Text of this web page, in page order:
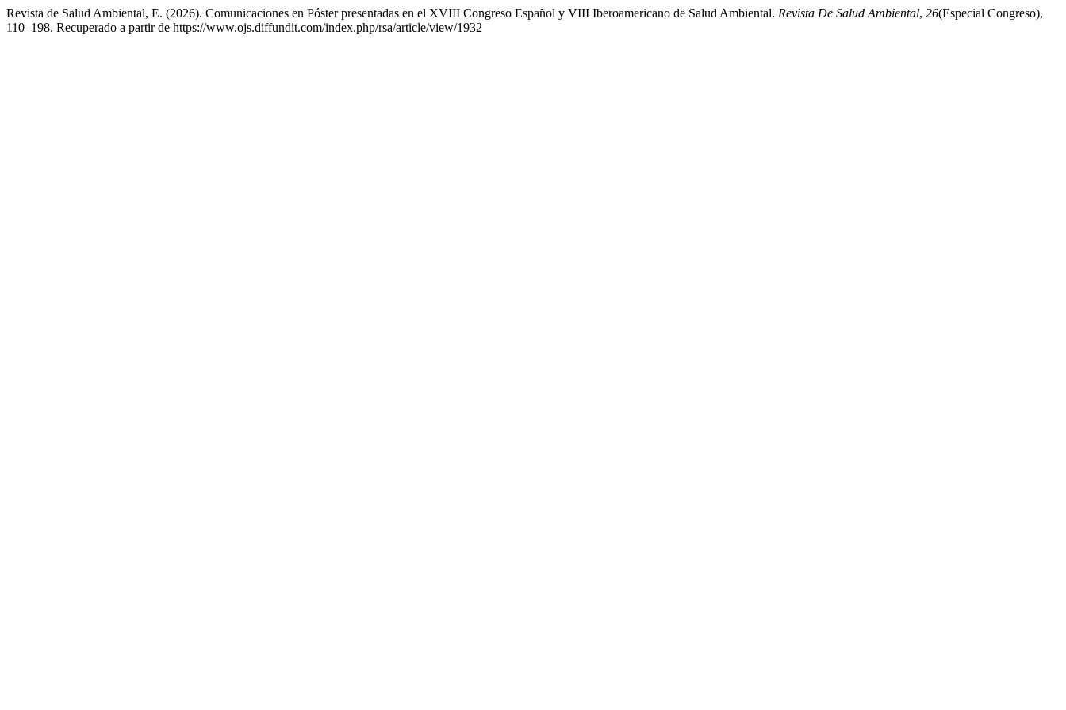
Revista de Salud Ambiental, E. (2026). Comunicaciones en Póster presentadas en el XVIII Congreso Español y VIII Iberoamericano de Salud Ambiental. Revista De Salud Ambiental, 26(Especial Congreso),
110–198. Recuperado a partir de https://www.ojs.diffundit.com/index.php/rsa/article/view/1932